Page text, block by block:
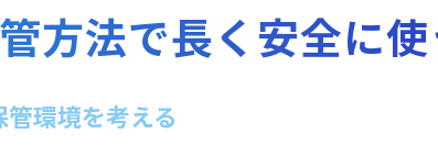
バッテリー寿命を守るコツを解説
ドローンバッテリー保管の最適な充電状
ドローンバッテリー発火リスクと予防策
方法で長く安全に使
環境を考える